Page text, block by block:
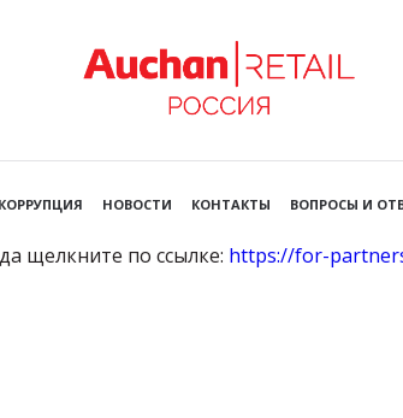
НОВОСТИ КОНТАКТЫ ВОПРОСЫ И
щелкните по ссылке: https://for-